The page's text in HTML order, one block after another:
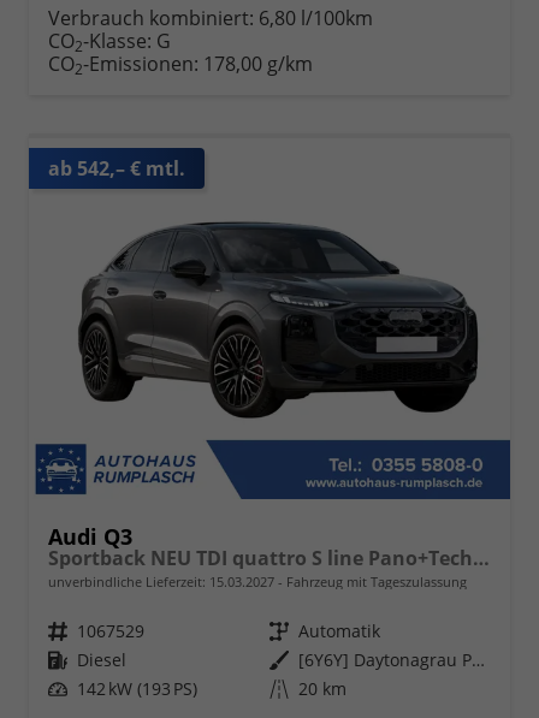
Verbrauch kombiniert: 6,80 l/100km
CO2-Klasse: G
CO2-Emissionen: 178,00 g/km
ab 542,– € mtl.
Audi Q3
Sportback NEU TDI quattro S line Pano+TechPro+Matrix+AHK+HUD+Alu20+KlimaPlus+DCC+SONOS
unverbindliche Lieferzeit: 15.03.2027 Fahrzeug mit Tageszulassung
Fahrzeugnr. 1067529 Getriebe Automatik
Kraftstoff Diesel Außenfarbe
[6Y6Y] Daytonagrau Perleffekt
Leistung 142 kW (193 PS) Kilometerstand 20 km